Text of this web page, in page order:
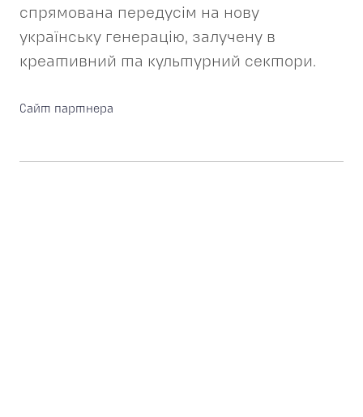
спрямована передусім на нову
українську генерацію, залучену в
креативний та культурний сектори.
Сайт партнера